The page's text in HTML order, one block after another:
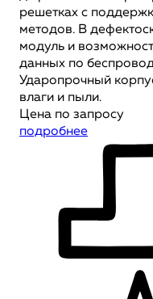
решетках с
методов. В
модуль и
данных по
Ударопрочный
влаги и пыли.
Цена по запросу
подробнее